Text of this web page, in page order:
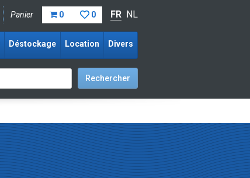
Panier 0 0 FR NL
Déstockage Location Divers